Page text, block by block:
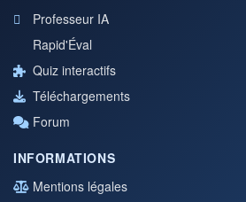
Professeur IA
Rapid'Éval
Quiz interactifs
Téléchargements
Forum
INFORMATIONS
Mentions légales